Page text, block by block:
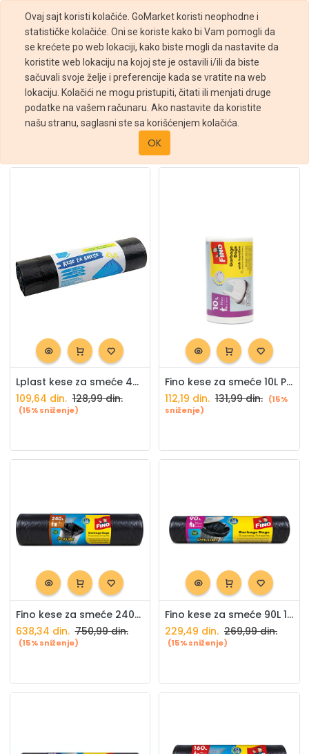
Ovaj sajt koristi kolačiće. GoMarket koristi neophodne i
statističke kolačiće. Oni se koriste kako bi Vam pomogli da
se krećete po web lokaciji, kako biste mogli da nastavite da
koristite web lokaciju na kojoj ste je ostavili i/ili da biste
sačuvali svoje želje i preferencije kada se vratite na web
lokaciju. Kolačići ne mogu pristupiti, čitati ili menjati druge
podatke na vašem računaru. Ako nastavite da koristite
našu stranu, saglasni ste sa korišćenjem kolačića.
OK
Filteri
Prodavnica Ostali dodaci Kese za smeće
Podrazumevano
Lplast kese za smeće 45L Dr. Bag 15/1
109,64 din. 128,99din.
(15% sniženje)
Fino kese za smeće 10L Premium sa ručkama 50/1
112,19 din. 131,99din. (15%
sniženje)
Fino kese za smeće 240L 8/1
638,34 din. 750,99din.
(15% sniženje)
Fino kese za smeće 90L 10/1
229,49 din. 269,99din.
(15% sniženje)